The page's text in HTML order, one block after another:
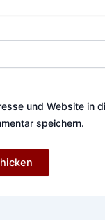
und Website in
speichern.